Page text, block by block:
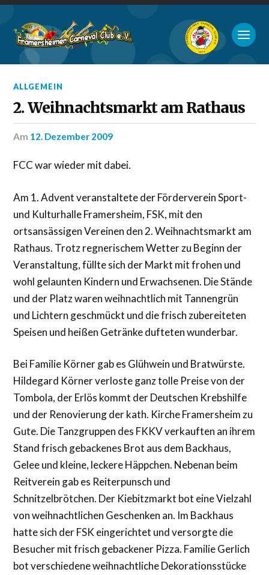
ALLGEMEIN
2. Weihnachtsmarkt am Rathaus
am 12. Dezember 2009
FCC war wieder mit dabei.
Am 1. Advent veranstaltete der Förderverein Sport-
und Kulturhalle Framersheim, FSK, mit den
ortsansässigen Vereinen den 2. Weihnachtsmarkt am
Rathaus. Trotz regnerischem Wetter zu Beginn der
Veranstaltung, füllte sich der Markt mit frohen und
wohl gelaunten Kindern und Erwachsenen. Die Stände
und der Platz waren weihnachtlich mit Tannengrün
und Lichtern geschmückt und die frisch zubereiteten
Speisen und heißen Getränke dufteten wunderbar.
Bei Familie Körner gab es Glühwein und Bratwürste.
Hildegard Körner verloste ganz tolle Preise von der
Tombola, der Erlös kommt der Deutschen Krebshilfe
und der Renovierung der kath. Kirche Framersheim zu
Gute. Die Tanzgruppen des FKKV verkauften an ihrem
Stand frisch gebackenes Brot aus dem Backhaus,
Gelee und kleine, leckere Häppchen. Nebenan beim
Reitverein gab es Reiterpunsch und
Schnitzelbrötchen. Der Kiebitzmarkt bot eine Vielzahl
von weihnachtlichen Geschenken an. Im Backhaus
hatte sich der FSK eingerichtet und versorgte die
Besucher mit frisch gebackener Pizza. Familie Gerlich
bot verschiedene weihnachtliche Dekorationsstücke